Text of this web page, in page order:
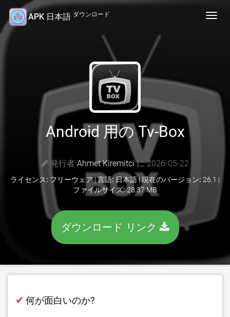
APK 日本語 ダウンロード
Android 用の Tv-Box
発行者 Ahmet Kiremitciに 2026-05-22
ライセンス: フリーウェア |言語: 日本語 |現在のバージョン: 26.1 |
ファイルサイズ:28.37 MB
ダウンロード リンク
✔ 何が面白いのか?